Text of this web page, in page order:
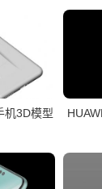
机3D模型